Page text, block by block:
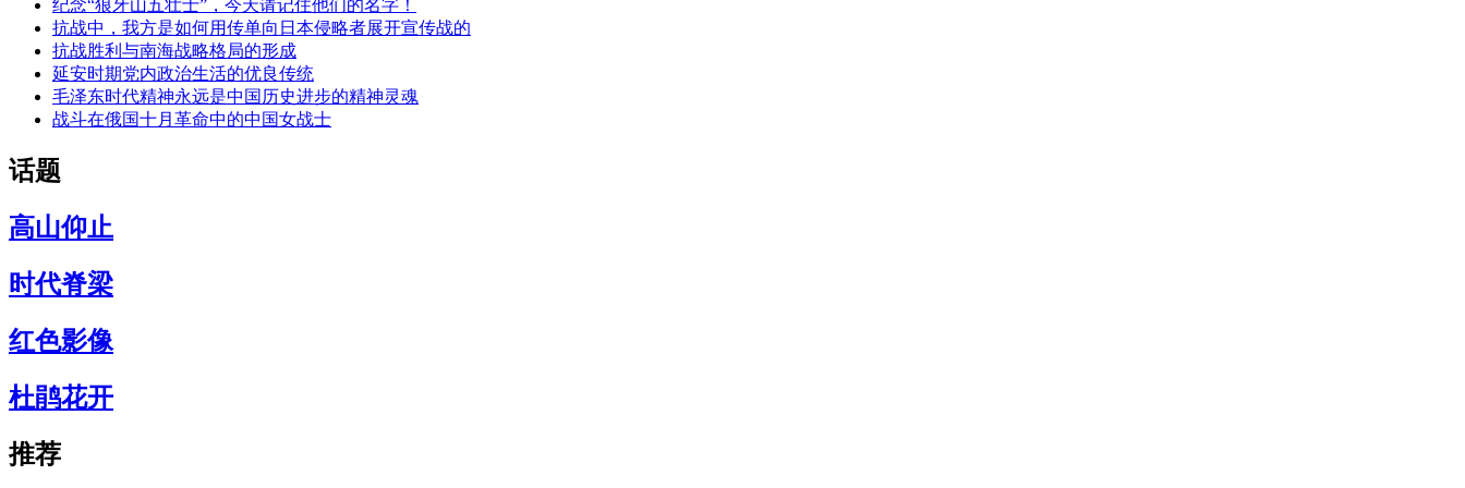
纪念“狼牙山五壮士”，今天请记住他们的名字！
抗战中，我方是如何用传单向日本侵略者展开宣传战的
抗战胜利与南海战略格局的形成
延安时期党内政治生活的优良传统
毛泽东时代精神永远是中国历史进步的精神灵魂
战斗在俄国十月革命中的中国女战士
话题
高山仰止
时代脊梁
红色影像
杜鹃花开
推荐